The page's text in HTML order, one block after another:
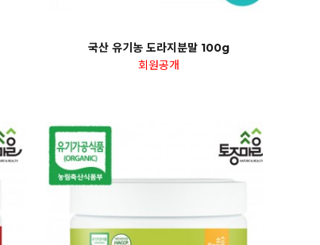
국산 유기농 도라지분말 100g
회원공개